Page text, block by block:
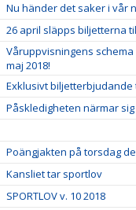
Nu händer det saker i vår
26 april släpps biljetterna
Våruppvisningens
maj 2018!
Exklusivt
Påskledigheten närmar
Poängjakten på torsdag
Kansliet tar sportlov
SPORTLOV v. 10 2018